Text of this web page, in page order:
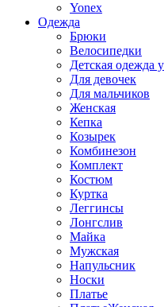
Yonex
Одежда
Брюки
Велосипедки
Детская одежда
Для девочек
Для мальчиков
Женская
Кепка
Козырек
Комбинезон
Комплект
Костюм
Куртка
Леггинсы
Лонгслив
Майка
Мужская
Напульсник
Носки
Платье